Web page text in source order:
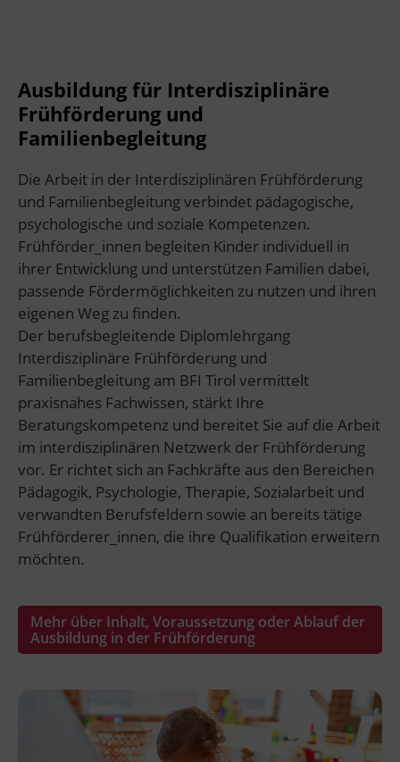
Ausbildung für Interdisziplinäre
Frühförderung und
Familienbegleitung
Die Arbeit in der Interdisziplinären Frühförderung
und Familienbegleitung verbindet pädagogische,
psychologische und soziale Kompetenzen.
Frühförder_innen begleiten Kinder individuell in
ihrer Entwicklung und unterstützen Familien dabei,
passende Fördermöglichkeiten zu nutzen und ihren
eigenen Weg zu finden.
Der berufsbegleitende Diplomlehrgang
Interdisziplinäre Frühförderung und
Familienbegleitung am BFI Tirol vermittelt
praxisnahes Fachwissen, stärkt Ihre
Beratungskompetenz und bereitet Sie auf die Arbeit
im interdisziplinären Netzwerk der Frühförderung
vor. Er richtet sich an Fachkräfte aus den Bereichen
Pädagogik, Psychologie, Therapie, Sozialarbeit und
verwandten Berufsfeldern sowie an bereits tätige
Frühförderer_innen, die ihre Qualifikation erweitern
möchten.
Mehr über Inhalt, Voraussetzung oder Ablauf der
Ausbildung in der Frühförderung